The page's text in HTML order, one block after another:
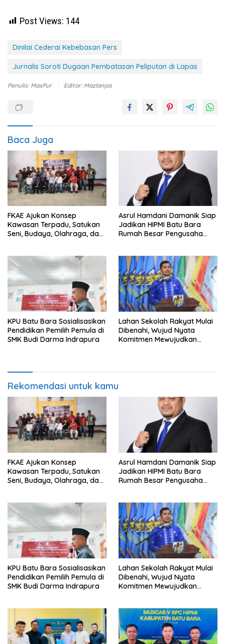
Post Views: 144
Dinilai Cederai Kebebasan Pers
Jurnalis Soroti Dugaan Pembatasan Peliputan di Lapas
Penulis: MasPur Editor: Mazlanjos
Baca Juga
FKAE Ajukan Konsep
Kawasan Terpadu, Satukan
Seni, Budaya, Olahraga, dan
Asrul Hamdani Damanik Siap
Jadikan HIPMI Batu Bara
Rumah Besar Pengusaha
KPU Batu Bara Sosialisasikan
Pendidikan Pemilih Pemula di
SMK Budi Darma Indrapura
Lahan Sekolah Rakyat Mulai
Dibenahi, Wujud Nyata
Komitmen Mewujudkan
Rekomendasi untuk kamu
FKAE Ajukan Konsep
Kawasan Terpadu, Satukan
Seni, Budaya, Olahraga, dan
Asrul Hamdani Damanik Siap
Jadikan HIPMI Batu Bara
Rumah Besar Pengusaha
KPU Batu Bara Sosialisasikan
Pendidikan Pemilih Pemula di
SMK Budi Darma Indrapura
Lahan Sekolah Rakyat Mulai
Dibenahi, Wujud Nyata
Komitmen Mewujudkan